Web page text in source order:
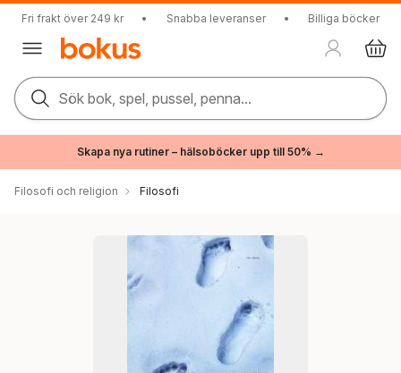
Fri frakt över 249 kr • Snabba leveranser • Billiga böcker
Sök bok, spel, pussel, penna...
Skapa nya rutiner – hälsoböcker upp till 50% →
Filosofi och religion Filosofi